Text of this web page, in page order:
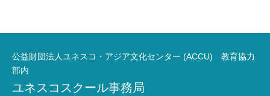
公益財団法人ユネスコ・アジア文化センター (ACCU) 教育協力
部内
ユネスコスクール事務局